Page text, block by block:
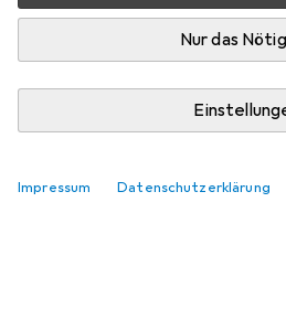
Nur das
Impressum Datenschutzerklärung
Kostenloser Versand ab 30,– i
Länge
177 mm